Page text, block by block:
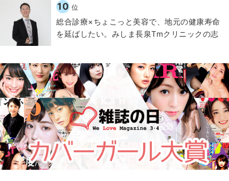
10 位
総合診療×ちょこっと美容で、地元の健康寿命
を延ばしたい。みしま長泉Tmクリニックの志